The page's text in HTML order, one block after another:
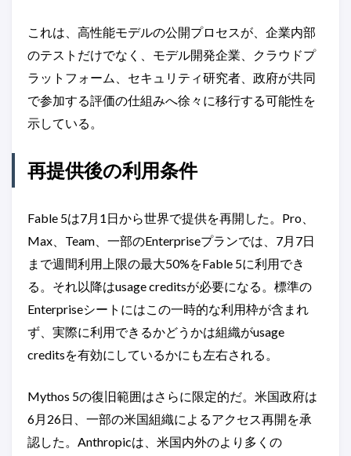
これは、高性能モデルの公開プロセスが、企業内部
のテストだけでなく、モデル開発企業、クラウドプ
ラットフォーム、セキュリティ研究者、政府が共同
で参加する評価の仕組みへ徐々に移行する可能性を
示している。
再提供後の利用条件
Fable 5は7月1日から世界で提供を再開した。Pro、
Max、Team、一部のEnterpriseプランでは、7月7日
まで週間利用上限の最大50%をFable 5に利用でき
る。それ以降はusage creditsが必要になる。標準の
Enterpriseシートにはこの一時的な利用枠が含まれ
ず、実際に利用できるかどうかは組織がusage
creditsを有効にしているかにも左右される。
Mythos 5の復旧範囲はさらに限定的だ。米国政府は
6月26日、一部の米国組織によるアクセス再開を承
認した。Anthropicは、米国内外のより多くの